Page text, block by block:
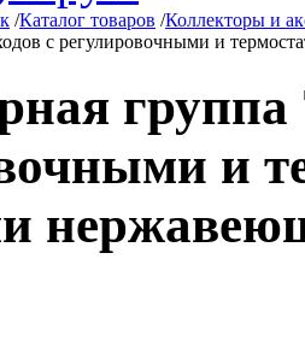
/Каталог товаров /Коллекторы и
с регулировочными и
группа
и